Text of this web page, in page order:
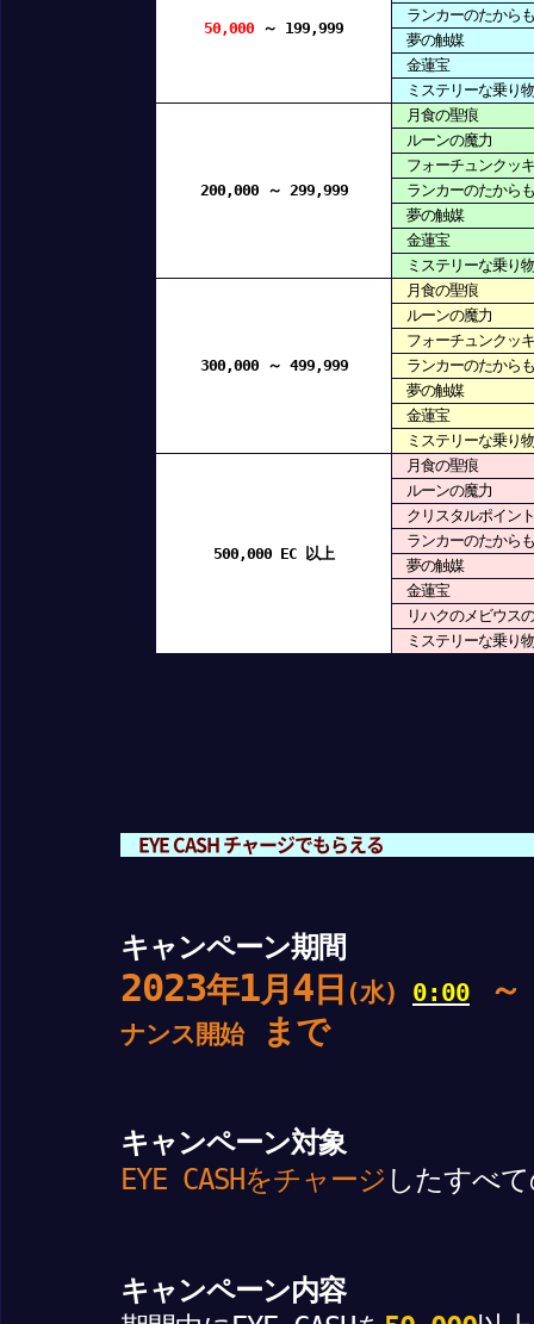
50,000 ～ 199,999
ランカーのたから
夢の触媒
金蓮宝
ミステリーな乗り
200,000 ～ 299,999
月食の聖痕
ルーンの魔力
フォーチュンクッ
ランカーのたから
夢の触媒
金蓮宝
ミステリーな乗り
300,000 ～ 499,999
月食の聖痕
ルーンの魔力
フォーチュンクッ
ランカーのたから
夢の触媒
金蓮宝
ミステリーな乗り
500,000 EC 以上
月食の聖痕
ルーンの魔力
クリスタルポイン
ランカーのたから
夢の触媒
金蓮宝
リハクのメビウス
ミステリーな乗り
EYE CASH チャージでもらえる
キャンペーン期間
2023年1月 4 日 (水) 0:00
ナンス開始まで
キャンペーン対象
EYE CASHをチャージ したすべ
キャンペーン内容